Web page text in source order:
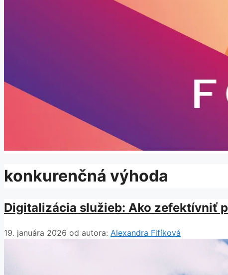
konkurenčná výhoda
Digitalizácia služieb: Ako zefektívniť
19. januára 2026 od autora: Alexandra Fifíková